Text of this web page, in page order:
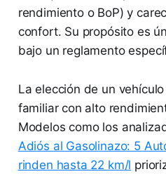
rendimiento o BoP) y
confort. Su propósito es
bajo un reglamento
La elección de un
familiar con alto
Modelos como los
Adiós al Gasolinazo: 5
rinden hasta 22 km/l